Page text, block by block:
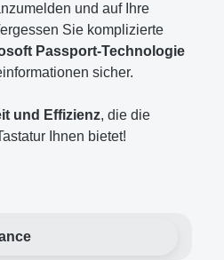
und auf Ihre
Sie komplizierte
Passport-Technologie
sicher.
und Effizienz, die die
Ihnen bietet!